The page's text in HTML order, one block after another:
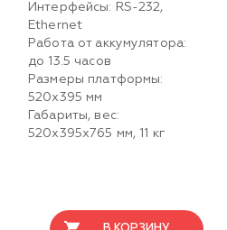
Интерфейсы: RS-232,
Ethernet
Работа от аккумулятора:
до 13.5 часов
Размеры платформы:
520х395 мм
Габариты, вес:
520х395х765 мм, 11 кг